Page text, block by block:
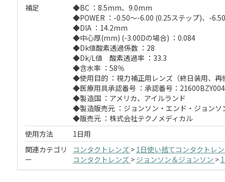
補足
◆BC ：8.5mm、9.0mm
◆POWER ：-0.50～-6.00 (0.25ステップ)、-
◆DIA ：14.2mm
◆中心厚(mm) (-3.00Dの場合) ：0.084
◆Dk値酸素透過係数 ：28
◆Dk/L値 酸素透過率 ：33.3
◆含水率 ：58％
◆使用目的 ：視力補正用レンズ（終日装用、再
◆医療用具承認番号 ：承認番号：
◆製造国 ：アメリカ、アイルランド
◆製造販売元 ：ジョンソン・エンド・ジョンソ
◆販売元 ：株式会社テクノメディカル
使用方法
1日用
関連カテゴリ
ー
コンタクトレンズ > 1日使い捨てコンタクトレ
コンタクトレンズ > ジョンソン＆ジョンソン >